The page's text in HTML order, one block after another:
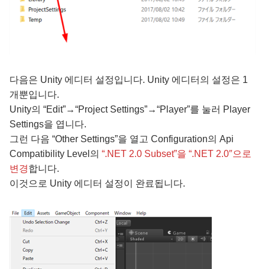
다음은 Unity 에디터 설정입니다. Unity 에디터의 설정은 1
개뿐입니다.
Unity의 “Edit”→“Project Settings”→“Player”를 눌러 Player
Settings을 엽니다.
그런 다음 “Other Settings”을 열고 Configuration의 Api
Compatibility Level의 “.NET 2.0 Subset”을 “.NET 2.0″으로
변경합니다.
이것으로 Unity 에디터 설정이 완료됩니다.